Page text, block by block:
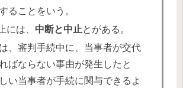
ることをいう。
には、 中断と中止とがある。
、審判手続中に、当事者が交代
ばならない事由が発生したと
い当事者が手続に関与できるよ